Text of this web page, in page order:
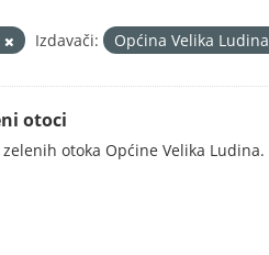
Izdavači: Općina Velika Ludina
otoci
otoka Općine Velika Ludina.